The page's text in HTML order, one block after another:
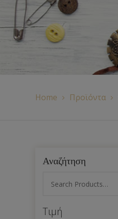
Home Προϊόντα
Αναζήτηση
Τιμή